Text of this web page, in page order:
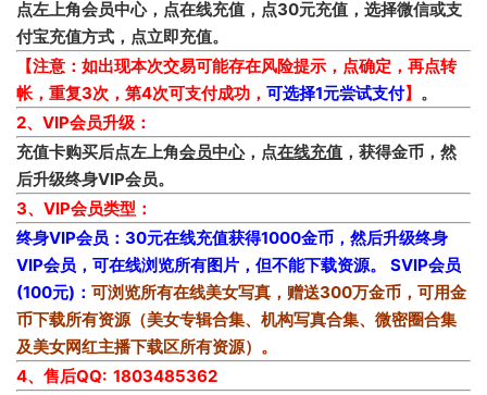
点左上角会员中心，点在线充值，点30元充值，选择微信或支
付宝充值方式，点立即充值。
【注意：如出现本次交易可能存在风险提示，点确定，再点转
帐，重复3次，第4次可支付成功， 可选择1元尝试支付】 。
2、VIP会员升级：
充值卡购买后点左上角会员中心，点在线充值 ，获得金币，然
后升级终身VIP会员。
3、VIP会员类型：
终身VIP会员：30元在线充值获得1000金币，然后升级终身
VIP会员，可在线浏览所有图片，但不能下载资源。
SVIP会员
(100元)： 可浏览所有在线美女写真，赠送300万金币，可用金
币下载所有资源（美女专辑合集、机构写真合集、微密圈合集
及美女网红主播下载区所有资源）。
4、售后QQ: 1803485362